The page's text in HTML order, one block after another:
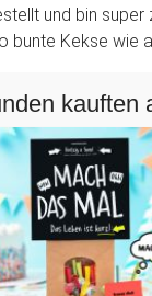
und bin
bunte Kekse wie
kauften